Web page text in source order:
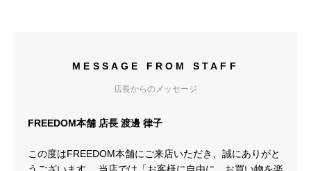
MESSAGE FROM STAFF
店長からのメッセージ
FREEDOM本舗 店長 渡邊 律子
この度はFREEDOM本舗にご来店いただき、誠にありがと